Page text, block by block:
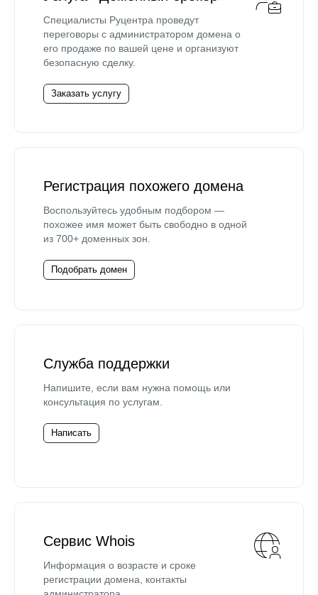
Специалисты Руцентра проведут
переговоры с администратором домена о
его продаже по вашей цене и организуют
безопасную сделку.
Заказать услугу
Регистрация похожего домена
Воспользуйтесь удобным подбором —
похожее имя может быть свободно в одной
из 700+ доменных зон.
Подобрать домен
Служба поддержки
Напишите, если вам нужна помощь или
консультация по услугам.
Написать
Сервис Whois
Информация о возрасте и сроке
регистрации домена, контакты